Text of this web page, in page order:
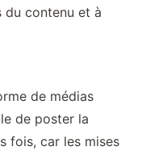
du contenu et à
de médias
de poster la
fois, car les mises